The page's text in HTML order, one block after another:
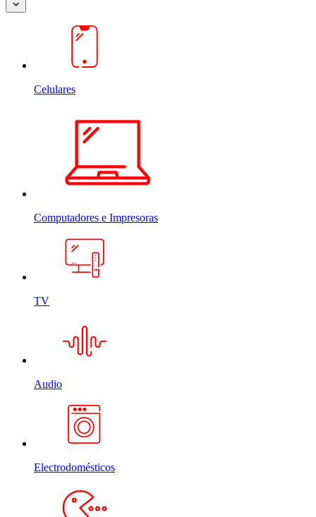
Celulares
Computadores e Impresoras
TV
Audio
Electrodomésticos